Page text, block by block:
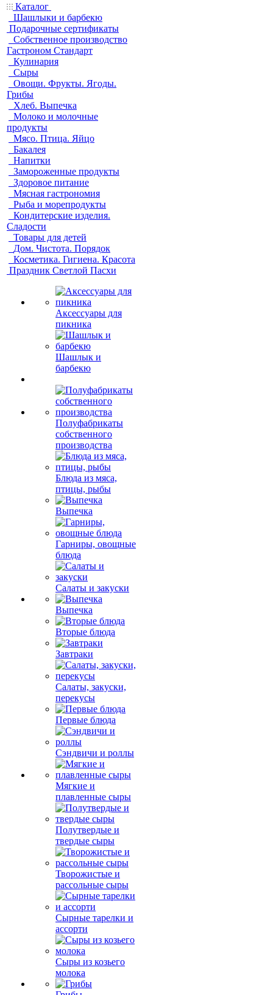
Каталог
Шашлыки и барбекю
Подарочные сертификаты
Собственное производство
Гастроном Стандарт
Кулинария
Сыры
Овощи. Фрукты. Ягоды.
Грибы
Хлеб. Выпечка
Молоко и молочные
продукты
Мясо. Птица. Яйцо
Бакалея
Напитки
Замороженные продукты
Здоровое питание
Мясная гастрономия
Рыба и морепродукты
Кондитерские изделия.
Сладости
Товары для детей
Дом. Чистота. Порядок
Косметика. Гигиена. Красота
Праздник Светлой Пасхи
Аксессуары для
пикника
Шашлык и
барбекю
Полуфабрикаты
собственного
производства
Блюда из мяса,
птицы, рыбы
Выпечка
Гарниры, овощные
блюда
Салаты и закуски
Выпечка
Вторые блюда
Завтраки
Салаты, закуски,
перекусы
Первые блюда
Сэндвичи и роллы
Мягкие и
плавленные сыры
Полутвердые и
твердые сыры
Творожистые и
рассольные сыры
Сырные тарелки и
ассорти
Сыры из козьего
молока